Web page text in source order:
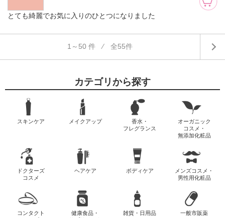
とても綺麗でお気に入りのひとつになりました
1～50 件 ⁄ 全55件
カテゴリから探す
スキンケア メイクアップ
香水・
フレグランス
オーガニック
コスメ・
無添加化粧品
ドクターズ
コスメ
ヘアケア ボディケア
メンズコスメ・
男性用化粧品
コンタクト
健康食品・
雑貨・日用品 一般市販薬